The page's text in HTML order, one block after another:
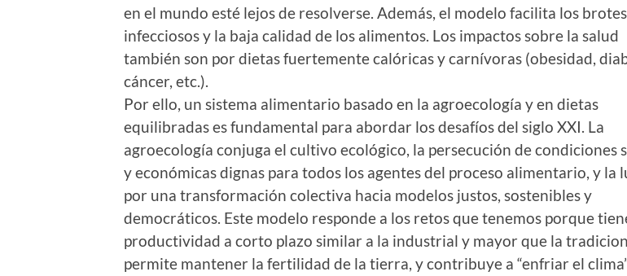
en el mundo esté lejos de resolverse. Además, el modelo facilita los brotes
infecciosos y la baja calidad de los alimentos. Los impactos sobre la salud
también son por dietas fuertemente calóricas y carnívoras (obesidad,
cáncer, etc.).
Por ello, un sistema alimentario basado en la agroecología y en dietas
equilibradas es fundamental para abordar los desafíos del siglo XXI. La
agroecología conjuga el cultivo ecológico, la persecución de condiciones
y económicas dignas para todos los agentes del proceso alimentario, y la
por una transformación colectiva hacia modelos justos, sostenibles y
democráticos. Este modelo responde a los retos que tenemos porque
productividad a corto plazo similar a la industrial y mayor que la
permite mantener la fertilidad de la tierra, y contribuye a “enfriar el